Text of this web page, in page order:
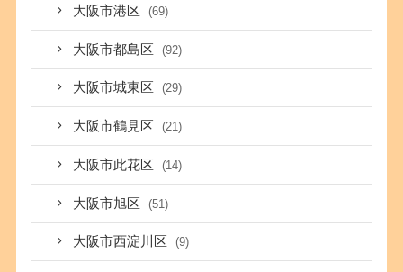
大阪市港区 (69)
大阪市都島区 (92)
大阪市城東区 (29)
大阪市鶴見区 (21)
大阪市此花区 (14)
大阪市旭区 (51)
大阪市西淀川区 (9)